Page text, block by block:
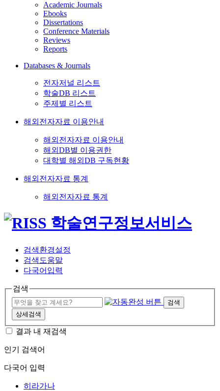
Academic Journals
Ebooks
Dissertations
Conference Materials
Reviews
Reports
Databases & Journals
전자저널 리스트
학술DB 리스트
주제별 리스트
해외전자자료 이용안내
해외전자자료 이용안내
해외DB별 이용권한
대학별 해외DB 구독현황
해외전자자료 통계
해외전자자료 통계
검색환경설정
검색도움말
다국어입력
검색
검색
상세검색
결과 내 재검색
인기 검색어
다국어 입력
히라가나